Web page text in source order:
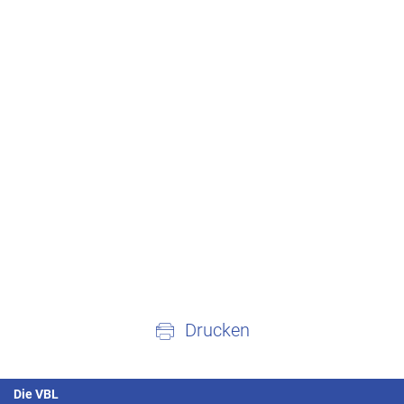
Drucken
Die VBL